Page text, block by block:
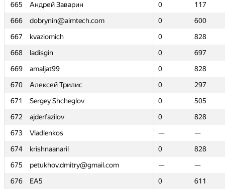
665
Андрей Заварин 0
117
666
dobrynin@aimtech.com 0
600
667
kvaziomich 0
828
668
ladisgin 0
697
669
amaljat99 0
828
670
Алексей Трилис 0
297
671
Sergey Shcheglov 0
505
672
ajderfazilov 0
828
673
Vladlenkos —
—
674
krishnaanaril 0
828
675
petukhov.dmitry@gmail.com —
—
676
EA5 0
611
665
Андрей Заварин 0
117
666
dobrynin@aimtech.com 0
600
667
kvaziomich 0
828
668
ladisgin 0
697
669
amaljat99 0
828
670
Алексей Трилис 0
297
671
Sergey Shcheglov 0
505
672
ajderfazilov 0
828
673
Vladlenkos —
—
674
krishnaanaril 0
828
675
petukhov.dmitry@gmail.com —
—
676
EA5 0
611